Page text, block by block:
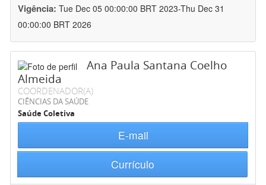
Vigência: Tue Dec 05 00:00:00 BRT 2023-Thu Dec 31
00:00:00 BRT 2026
Ana Paula Santana Coelho
Almeida
COORDENADOR(A)
CIÊNCIAS DA SAÚDE
Saúde Coletiva
E-mail
Currículo